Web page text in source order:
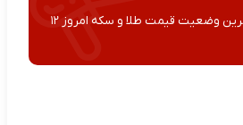
ریزش یا صعود؟ / آخرین وضعیت قیمت طلا و سکه امروز ۱۲